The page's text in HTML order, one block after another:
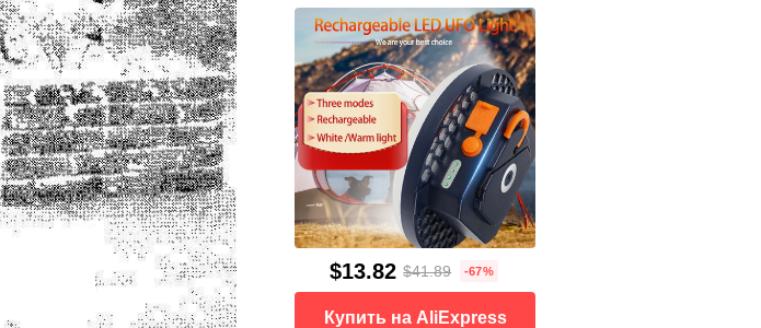
$13.82 $41.89 -67%
Купить на AliExpress